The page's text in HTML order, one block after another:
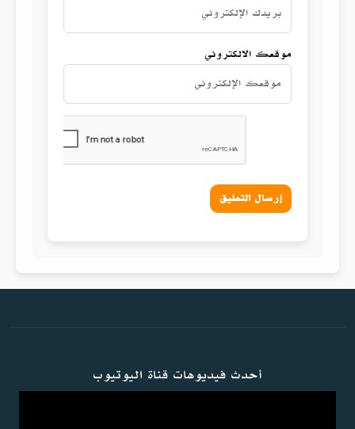
موقعك الالكتروني
إرسال التعليق
أحدث فيديوهات قناة اليوتيوب